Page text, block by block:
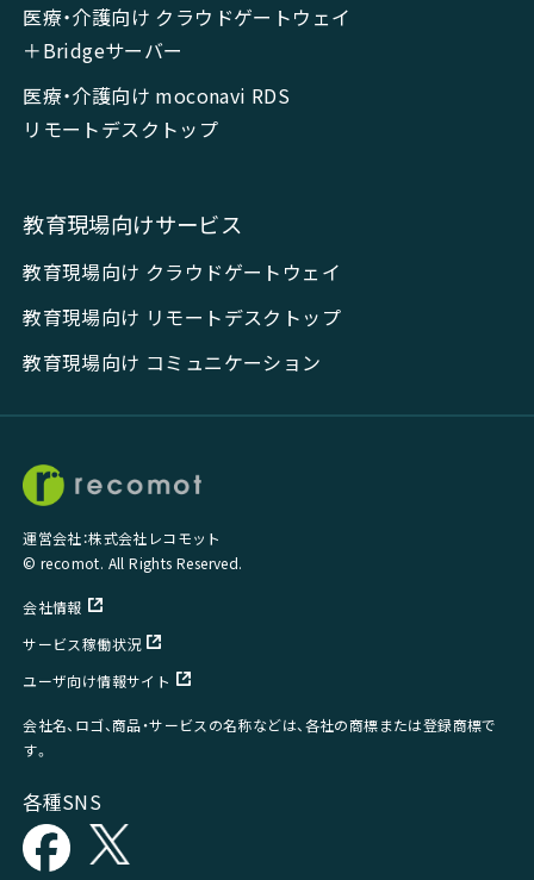
医療・介護向け クラウドゲートウェイ
＋Bridgeサーバー
医療・介護向け moconavi RDS
リモートデスクトップ
教育現場向けサービス
教育現場向け クラウドゲートウェイ
教育現場向け リモートデスクトップ
教育現場向け コミュニケーション
運営会社：株式会社レコモット
© recomot. All Rights Reserved.
会社情報
サービス稼働状況
ユーザ向け情報サイト
会社名、ロゴ、商品・サービスの名称などは、各社の商標または登録商標で
す。
各種SNS